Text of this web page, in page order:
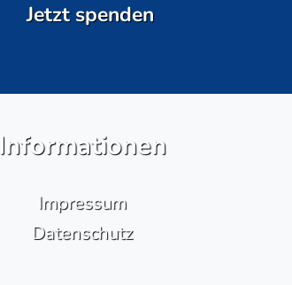
Jetzt spenden
Informationen
Impressum
Datenschutz